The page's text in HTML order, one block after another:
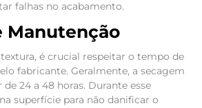
falhas no acabamento.
Manutenção
é crucial respeitar o tempo de
fabricante. Geralmente, a secagem
24 a 48 horas. Durante esse
superfície para não danificar o